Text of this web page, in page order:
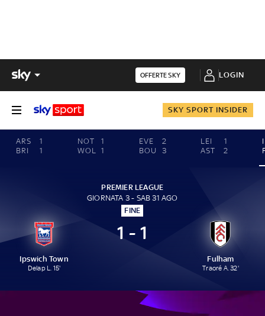
OFFERTE SKY LOGIN
SKY SPORT INSIDER
ARS
1
BRI
1
NOT
1
WOL
1
EVE
2
BOU
3
LEI
1
AST
2
PREMIER LEAGUE
GIORNATA 3 - SAB 31 AGO
FINE
Ipswich Town
Delap L. 15'
1 - 1
Fulham
Traoré A. 32'